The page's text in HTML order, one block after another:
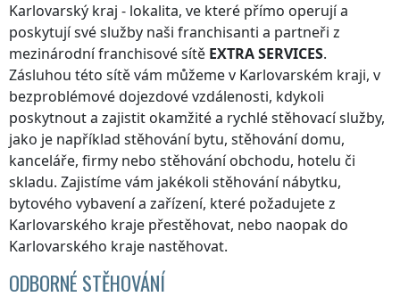
Karlovarský kraj - lokalita, ve které přímo operují a
poskytují své služby naši franchisanti a partneři z
mezinárodní franchisové sítě EXTRA SERVICES.
Zásluhou této sítě vám můžemev Karlovarském kraji, v
bezproblémové dojezdové vzdálenosti, kdykoli
poskytnout a zajistit okamžité a rychlé stěhovací služby,
jako je například stěhování bytu, stěhování domu,
kanceláře, firmy nebo stěhování obchodu, hotelu či
skladu. Zajistíme vám jakékoli stěhování nábytku,
bytového vybavení a zařízení, které požadujetez
Karlovarského kraje přestěhovat, nebo naopakdo
Karlovarského kraje nastěhovat.
ODBORNÉ STĚHOVÁNÍ